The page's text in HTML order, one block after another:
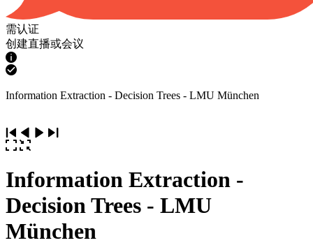
需认证
创建直播或会议
Information Extraction - Decision Trees - LMU München
Information Extraction -
Decision Trees - LMU
München